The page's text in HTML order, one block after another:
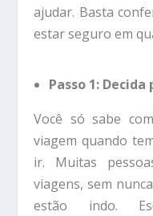
ajudar. Basta
estar seguro em
Passo 1:
Você só sabe
viagem quando
ir. Muitas
viagens, sem
estão indo.